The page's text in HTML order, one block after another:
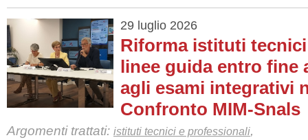
29 luglio 2026
Riforma istituti
linee guida entro fine
agli esami integrativi
Confronto MIM-Snals
Argomenti trattati: istituti tecnici e professionali,